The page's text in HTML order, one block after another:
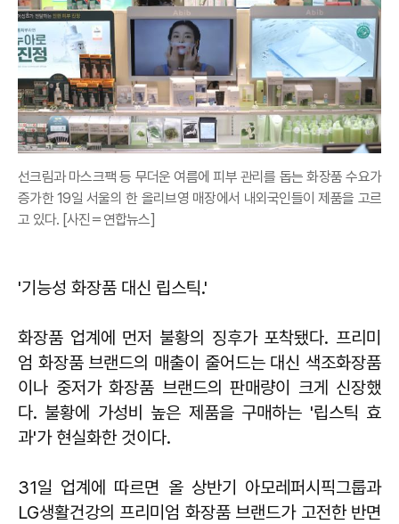
선크림과 마스크팩 등 무더운 여름에 피부 관리를 돕는 화장품 수요가
증가한 19일 서울의 한 올리브영 매장에서 내외국인들이 제품을 고르
고 있다. [사진＝연합뉴스]
'기능성 화장품 대신 립스틱.'
화장품 업계에 먼저 불황의 징후가 포착됐다. 프리미
엄 화장품 브랜드의 매출이 줄어드는 대신 색조화장품
이나 중저가 화장품 브랜드의 판매량이 크게 신장했
다. 불황에 가성비 높은 제품을 구매하는 '립스틱 효
과'가 현실화한 것이다.
31일 업계에 따르면 올 상반기 아모레퍼시픽그룹과
LG생활건강의 프리미엄 화장품 브랜드가 고전한 반면